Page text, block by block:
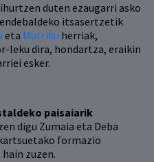
duten ezaugarri asko
itsasertzetik
eta Mutriku herriak,
leku dira, hondartza, eraikin
esker.
paisaiarik
digu Zumaia eta Deba
formazio
hain zuzen.